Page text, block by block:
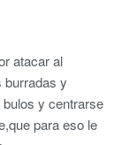
atacar al
burradas y
y centrarse
para eso le